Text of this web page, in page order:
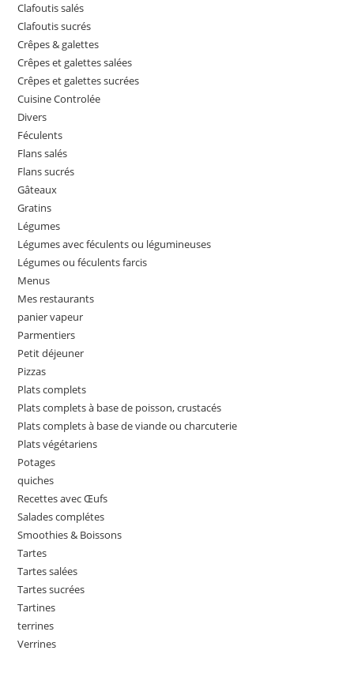
Clafoutis salés
Clafoutis sucrés
Crêpes & galettes
Crêpes et galettes salées
Crêpes et galettes sucrées
Cuisine Controlée
Divers
Féculents
Flans salés
Flans sucrés
Gâteaux
Gratins
Légumes
Légumes avec féculents ou légumineuses
Légumes ou féculents farcis
Menus
Mes restaurants
panier vapeur
Parmentiers
Petit déjeuner
Pizzas
Plats complets
Plats complets à base de poisson, crustacés
Plats complets à base de viande ou charcuterie
Plats végétariens
Potages
quiches
Recettes avec Œufs
Salades complétes
Smoothies & Boissons
Tartes
Tartes salées
Tartes sucrées
Tartines
terrines
Verrines